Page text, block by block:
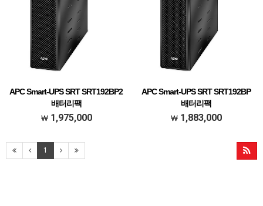
APC Smart-UPS SRT SRT192BP2
배터리팩
APC Smart-UPS SRT 192V 8kVA and
1,975,000
APC Smart-UPS SRT SRT192BP
배터리팩
APC Smart-UPS SRT 192V 5kVA and 6kVA
1,883,000
1